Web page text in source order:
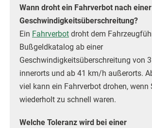
Wann droht ein Fahrverbot nach einer
Geschwindigkeitsüberschreitung?
Ein Fahrverbot droht dem
Bußgeldkatalog ab einer
Geschwindigkeitsüberschreitung von
innerorts und ab 41 km/h außerorts.
viel kann ein Fahrverbot drohen, wenn
wiederholt zu schnell waren.
Welche Toleranz wird bei einer